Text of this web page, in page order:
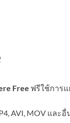
Free ฟรีใช้การ
AVI, MOV และอื่